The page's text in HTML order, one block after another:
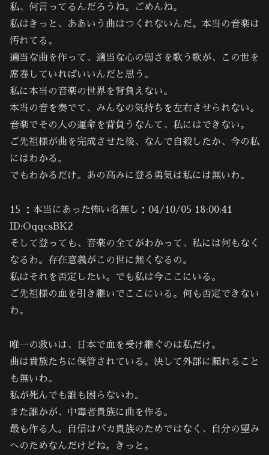
私、何言ってるんだろうね。ごめんね。
私はきっと、ああいう曲はつくれないんだ。本当の音楽は
汚れてる。
適当な曲を作って、適当な心の弱さを歌う歌が、この世を
席巻していればいいんだと思う。
私に本当の音楽の世界を背負えない。
本当の音を奏でて、みんなの気持ちを左右させられない。
音楽でその人の運命を背負うなんて、私にはできない。
ご先祖様が曲を完成させた後、なんで自殺したか、今の私
にはわかる。
でもわかるだけ。あの高みに登る勇気は私には無いわ。
15 ：本当にあった怖い名無し：04/10/05 18:00:41
ID:OqqcsBK2
そして登っても、音楽の全てがわかって、私には何もなく
なるわ。存在意義がこの世に無くなるの。
私はそれを否定したい。でも私は今ここにいる。
ご先祖様の血を引き継いでここにいる。何も否定できない
わ。
唯一の救いは、日本で血を受け継ぐのは私だけ。
曲は貴族たちに保管されている。決して外部に漏れること
も無いわ。
私が死んでも誰も困らないわ。
また誰かが、中毒者貴族に曲を作る。
最も作る人。自信はバカ貴族のためではなく、自分の望み
へのためなんだけどね。きっと。